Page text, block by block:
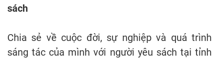
sách
Chia sẻ về cuộc đời, sự nghiệp và quá trình
sáng tác của mình với người yêu sách tại tỉnh